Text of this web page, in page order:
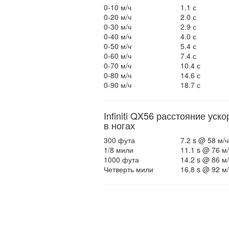
0-10 м/ч
1.1 с
0-20 м/ч
2.0 с
0-30 м/ч
2.9 с
0-40 м/ч
4.0 с
0-50 м/ч
5.4 с
0-60 м/ч
7.4 с
0-70 м/ч
10.4 с
0-80 м/ч
14.6 с
0-90 м/ч
18.7 с
Infiniti QX56 расстояние
в ногах
300 фута
7.2 s @ 58 м/ч
1/8 мили
11.1 s @ 76
1000 фута
14.2 s @ 86
Четверть мили
16.8 s @ 92